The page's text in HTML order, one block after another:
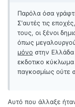
Παρόλα όσα
Σ'αυτές τις
τους, οι ξένοι
όπως
μόνο στην Ελλάδα
εκδοτικο κύκλωμα
παγκοσμίως ούτε
Αυτό που άλλαξε